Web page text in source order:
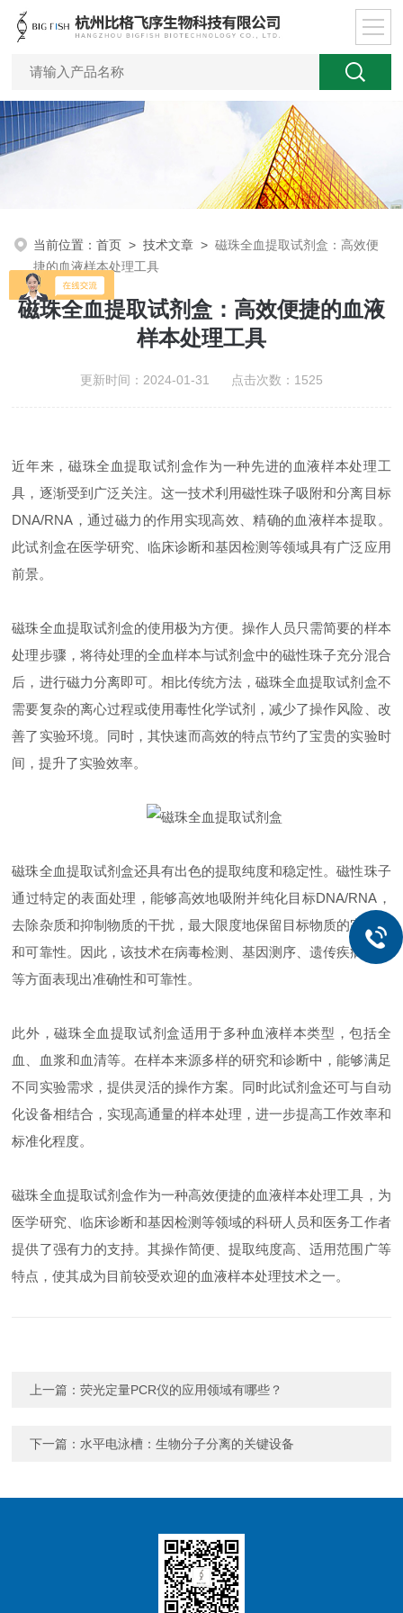
当前位置：首页 >技术文章 >磁珠全血提取试剂盒：高效便
捷的血液样本处理工具
磁珠全血提取试剂盒：高效便捷的血液
样本处理工具
更新时间：2024-01-31 点击次数：1525
近年来，磁珠全血提取试剂盒作为一种先进的血液样本处理工
具，逐渐受到广泛关注。这一技术利用磁性珠子吸附和分离目标
DNA/RNA，通过磁力的作用实现高效、精确的血液样本提取。
此试剂盒在医学研究、临床诊断和基因检测等领域具有广泛应用
前景。
磁珠全血提取试剂盒的使用极为方便。操作人员只需简要的样本
处理步骤，将待处理的全血样本与试剂盒中的磁性珠子充分混合
后，进行磁力分离即可。相比传统方法，磁珠全血提取试剂盒不
需要复杂的离心过程或使用毒性化学试剂，减少了操作风险、改
善了实验环境。同时，其快速而高效的特点节约了宝贵的实验时
间，提升了实验效率。
磁珠全血提取试剂盒还具有出色的提取纯度和稳定性。磁性珠子
通过特定的表面处理，能够高效地吸附并纯化目标DNA/RNA，
去除杂质和抑制物质的干扰，最大限度地保留目标物质的完整性
和可靠性。因此，该技术在病毒检测、基因测序、遗传疾病诊断
等方面表现出准确性和可靠性。
此外，磁珠全血提取试剂盒适用于多种血液样本类型，包括全
血、血浆和血清等。在样本来源多样的研究和诊断中，能够满足
不同实验需求，提供灵活的操作方案。同时此试剂盒还可与自动
化设备相结合，实现高通量的样本处理，进一步提高工作效率和
标准化程度。
磁珠全血提取试剂盒作为一种高效便捷的血液样本处理工具，为
医学研究、临床诊断和基因检测等领域的科研人员和医务工作者
提供了强有力的支持。其操作简便、提取纯度高、适用范围广等
特点，使其成为目前较受欢迎的血液样本处理技术之一。
上一篇：荧光定量PCR仪的应用领域有哪些？
下一篇： 水平电泳槽：生物分子分离的关键设备